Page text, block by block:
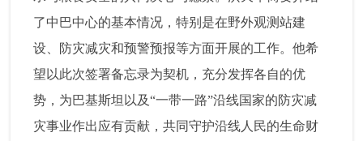
了中巴中心的基本情况，特别是在野外观测站建
设、防灾减灾和预警预报等方面开展的工作。他希
望以此次签署备忘录为契机，充分发挥各自的优
势，为巴基斯坦以及“一带一路”沿线国家的防灾减
灾事业作出应有贡献，共同守护沿线人民的生命财